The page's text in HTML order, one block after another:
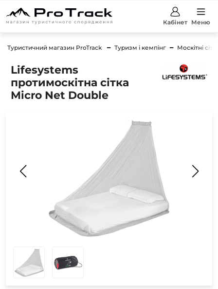
Кабінет Меню
Туристичний магазин ProTrack Туризм і кемпінг Москітні
Lifesystems
протимоскітна сітка
Micro Net Double